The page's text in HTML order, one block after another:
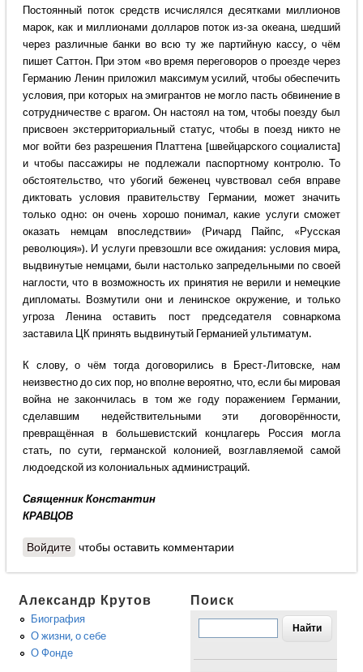
Постоянный поток средств исчислялся десятками миллионов
марок, как и миллионами долларов поток из-за океана, шедший
через различные банки во всю ту же партийную кассу, о чём
пишет Саттон. При этом «во время переговоров о проезде через
Германию Ленин приложил максимум усилий, чтобы обеспечить
условия, при которых на эмигрантов не могло пасть обвинение в
сотрудничестве с врагом. Он настоял на том, чтобы поезду был
присвоен экстерриториальный статус, чтобы в поезд никто не
мог войти без разрешения Платтена [швейцарского социалиста]
и чтобы пассажиры не подлежали паспортному контролю. То
обстоятельство, что убогий беженец чувствовал себя вправе
диктовать условия правительству Германии, может значить
только одно: он очень хорошо понимал, какие услуги сможет
оказать немцам впоследствии» (Ричард Пайпс, «Русская
революция»). И услуги превзошли все ожидания: условия мира,
выдвинутые немцами, были настолько запредельными по своей
наглости, что в возможность их принятия не верили и немецкие
дипломаты. Возмутили они и ленинское окружение, и только
угроза Ленина оставить пост председателя совнаркома
заставила ЦК принять выдвинутый Германией ультиматум.
К слову, о чём тогда договорились в Брест-Литовске, нам
неизвестно до сих пор, но вполне вероятно, что, если бы мировая
война не закончилась в том же году поражением Германии,
сделавшим недействительными эти договорённости,
превращённая в большевистский концлагерь Россия могла
стать, по сути, германской колонией, возглавляемой самой
людоедской из колониальных администраций.
Священник Константин
КРАВЦОВ
Войдите чтобы оставить комментарии
Александр Крутов
Биография
О жизни, о себе
О Фонде
Поиск